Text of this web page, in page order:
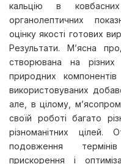
кальцію в
органолептичних
оцінку якості готових
Результати. М’ясна
створювана на різних
природних
використовуваних
але, в цілому,
своїй роботі багато
різноманітних цілей.
подовження
прискорення і